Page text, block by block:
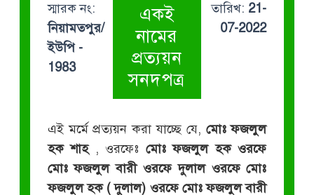
স্মারক নং:
নিয়ামতপুর/
ইউপি -
1983
একই
নামের
প্রত্যয়ন
সনদপত্র
তারিখ: 21-
07-2022
এই মর্মে প্রত্যয়ন করা যাচ্ছে যে, মোঃ ফজলুল
হক শাহ, ওরফেঃ মোঃ ফজলুল হক ওরফে
মোঃ ফজলুল বারী ওরফে দুলাল ওরফে মোঃ
ফজলুল হক ( দুলাল) ওরফে মোঃ ফজলুল বারী